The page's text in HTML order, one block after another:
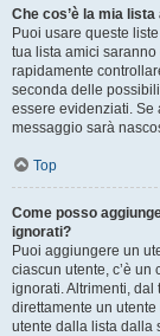
Che cos’è la mia
Puoi usare queste
tua lista amici
rapidamente
seconda delle
essere evidenziati.
messaggio sarà
Top
Come posso
ignorati?
Puoi aggiungere un
ciascun utente, c’è
ignorati. Altrimenti,
direttamente un
utente dalla lista dalla